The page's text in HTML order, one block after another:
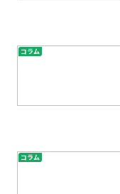
コラム
コラム